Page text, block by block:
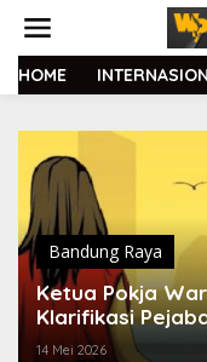
t
HOME
Bandung Raya
Ketua Pokja
Klarifikasi
Perselingkuhan
14 Mei 2026